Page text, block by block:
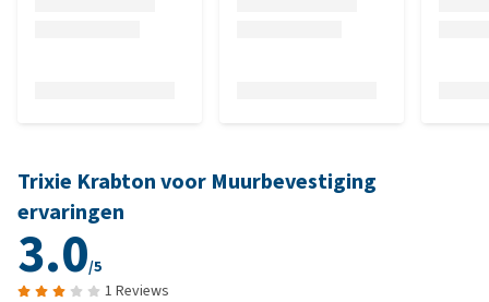
Trixie Krabton voor Muurbevestiging
ervaringen
3.0/5
1 Reviews